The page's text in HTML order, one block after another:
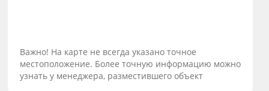
Важно! На карте не всегда указано точное
местоположение. Более точную информацию можно
узнать у менеджера, разместившего объект